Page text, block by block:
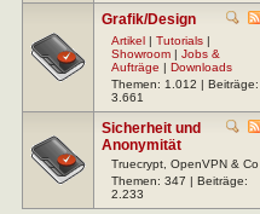
Grafik/Design
Artikel | Tutorials |
Showroom | Jobs &
Aufträge | Downloads
Themen: 1.012 | Beiträge:
3.661
Sicherheit und
Anonymität
Truecrypt, OpenVPN & Co
Themen: 347 | Beiträge:
2.233